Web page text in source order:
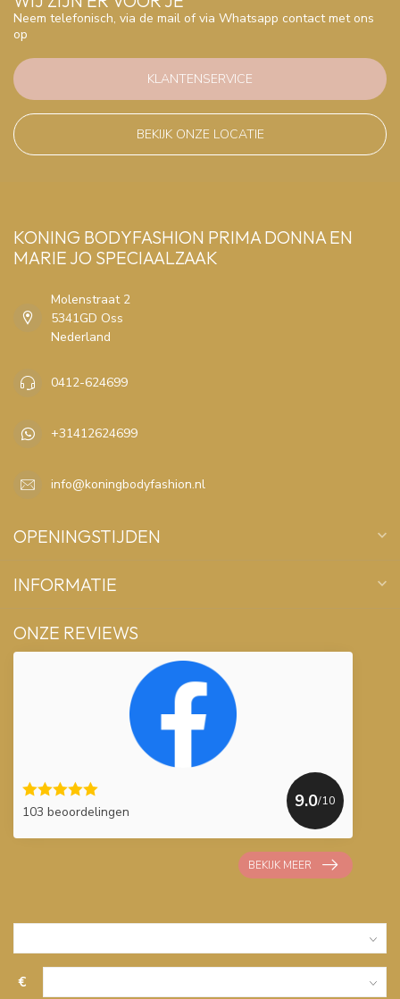
Neem telefonisch, via de mail of via Whatsapp contact met ons
op
KLANTENSERVICE
BEKIJK ONZE LOCATIE
KONING BODYFASHION PRIMA DONNA EN
MARIE JO SPECIAALZAAK
Molenstraat 2
5341GD Oss
Nederland
0412-624699
+31412624699
info@koningbodyfashion.nl
OPENINGSTIJDEN
INFORMATIE
ONZE REVIEWS
103 beoordelingen
9.0/10
BEKIJK MEER
€